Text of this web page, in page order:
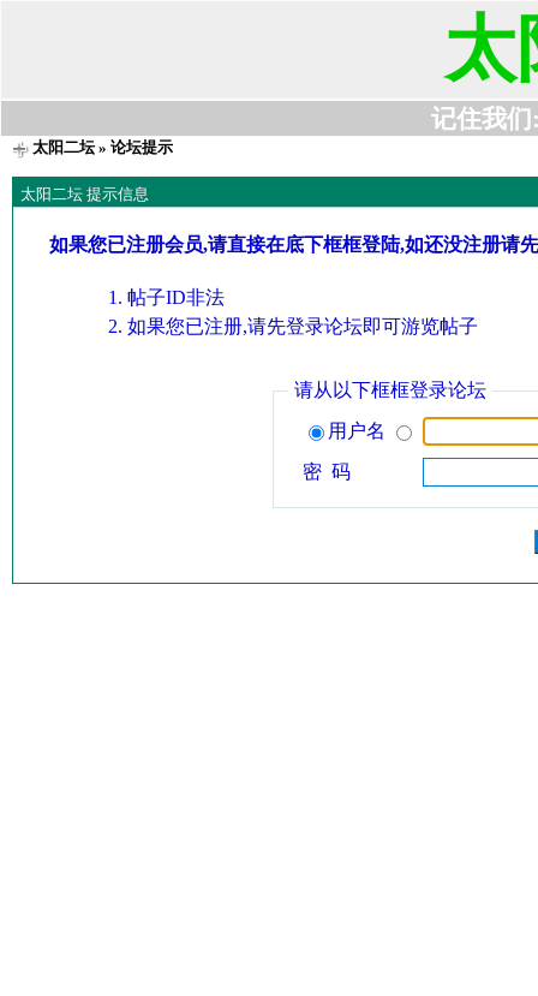
太
记住我们
太阳二坛» 论坛提示
太阳二坛 提示信息
如果您已注册会员,请直接在底下框框登陆,如还没注册请
帖子ID非法
如果您已注册,请先登录论坛即可游览帖子
请从以下框框登录论坛
用户名
密 码